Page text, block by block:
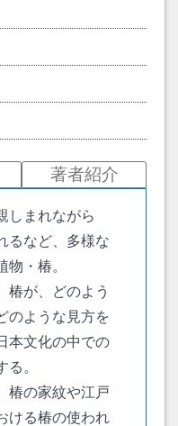
著者紹介
しまれながら
るなど、多様な
・椿。
椿が、どのよう
のような見方を
本文化の中での
。
椿の家紋や江戸
ける椿の使われ